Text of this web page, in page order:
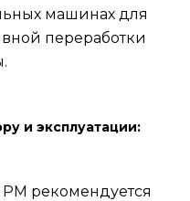
машинах для
переработки
и эксплуатации:
рекомендуется